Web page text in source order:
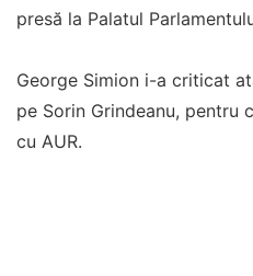
presă la Palatul
George Simion i-a criticat
pe Sorin Grindeanu, pentru
cu AUR.